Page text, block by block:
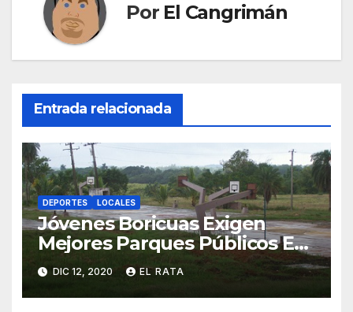
Por El Cangrimán
Entrada relacionada
DEPORTES LOCALES
Jóvenes Boricuas Exigen
Mejores Parques Públicos En
Donde Usar Drogas Por Las
Noches
DIC 12, 2020 EL RATA